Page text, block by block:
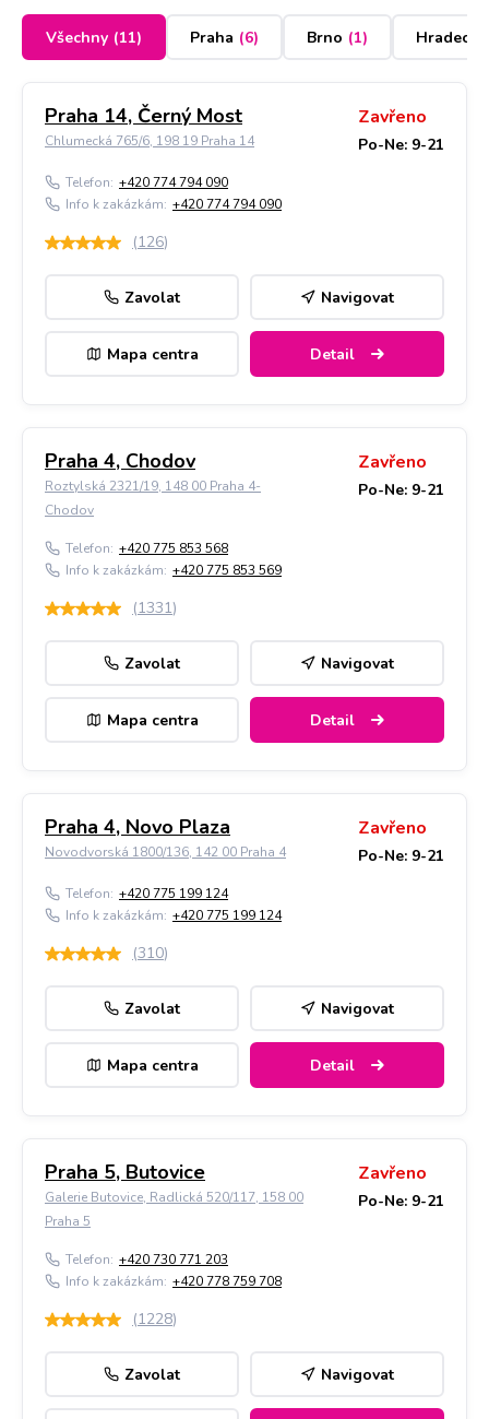
Všechny (11) Praha (6) Brno (1) Hradec
Praha 14, Černý Most
Chlumecká 765/6, 198 19 Praha 14
Zavřeno
Po-Ne: 9-21
Telefon: +420 774 794 090
Info k zakázkám: +420 774 794 090
(126)
Zavolat Navigovat
Mapa centra Detail
Praha 4, Chodov
Roztylská 2321/19, 148 00 Praha 4-
Chodov
Zavřeno
Po-Ne: 9-21
Telefon: +420 775 853 568
Info k zakázkám: +420 775 853 569
(1331)
Zavolat Navigovat
Mapa centra Detail
Praha 4, Novo Plaza
Novodvorská 1800/136, 142 00 Praha 4
Zavřeno
Po-Ne: 9-21
Telefon: +420 775 199 124
Info k zakázkám: +420 775 199 124
(310)
Zavolat Navigovat
Mapa centra Detail
Praha 5, Butovice
Galerie Butovice, Radlická 520/117, 158 00
Praha 5
Zavřeno
Po-Ne: 9-21
Telefon: +420 730 771 203
Info k zakázkám: +420 778 759 708
(1228)
Zavolat Navigovat